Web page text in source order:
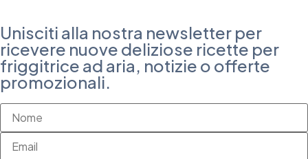
Unisciti alla nostra newsletter per
ricevere nuove deliziose ricette per
friggitrice ad aria, notizie o offerte
promozionali.